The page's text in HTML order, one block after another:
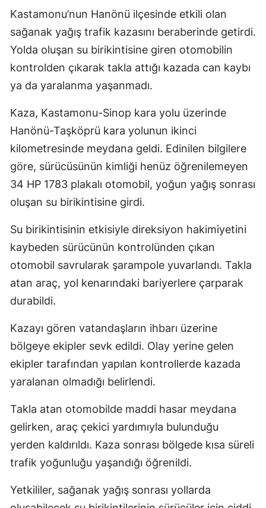
Kastamonu’nun Hanönü ilçesinde etkili olan
sağanak yağış trafik kazasını beraberinde getirdi.
Yolda oluşan su birikintisine giren otomobilin
kontrolden çıkarak takla attığı kazada can kaybı
ya da yaralanma yaşanmadı.
Kaza, Kastamonu-Sinop kara yolu üzerinde
Hanönü-Taşköprü kara yolunun ikinci
kilometresinde meydana geldi. Edinilen bilgilere
göre, sürücüsünün kimliği henüz öğrenilemeyen
34 HP 1783 plakalı otomobil, yoğun yağış sonrası
oluşan su birikintisine girdi.
Su birikintisinin etkisiyle direksiyon hakimiyetini
kaybeden sürücünün kontrolünden çıkan
otomobil savrularak şarampole yuvarlandı. Takla
atan araç, yol kenarındaki bariyerlere çarparak
durabildi.
Kazayı gören vatandaşların ihbarı üzerine
bölgeye ekipler sevk edildi. Olay yerine gelen
ekipler tarafından yapılan kontrollerde kazada
yaralanan olmadığı belirlendi.
Takla atan otomobilde maddi hasar meydana
gelirken, araç çekici yardımıyla bulunduğu
yerden kaldırıldı. Kaza sonrası bölgede kısa süreli
trafik yoğunluğu yaşandığı öğrenildi.
Yetkililer, sağanak yağış sonrası yollarda